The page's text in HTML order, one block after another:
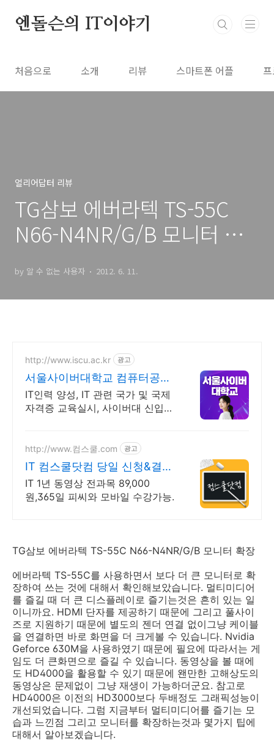
엔돌슨의 IT이야기
처음으로 소개 리뷰 스마트폰 어플
얼리어답터 리뷰
TG삼보 에버라텍 TS-55C
N66-N4NR/G/B 모니터 확
by 알 수 없는 사용자 2012. 6. 11.
http://www.iscu.ac.kr 광고
서울사이버대학교 컴퓨터공학
과 2026 가을학기 신편입생
IT인력 양성, IT 관련 국가 및 국제
자격증 교육실시, 사이버대 신입생
http://www.컴스쿨.com 광고
IT 컴스쿨닷컴 당일 신청&결제
시 기프티콘!
IT 1년 동영상 전과목 89,000
원,365일 피씨와 모바일 수강가능.
TG삼보 에버라텍 TS-55C N66-N4NR/G/B 모니터 확장
에버라텍 TS-55C를 사용하면서 보다 더 큰 모니터로 확
장하여 쓰는 것에 대해서 확인해보았습니다. 멀티미디어
를 즐길 때 더 큰 디스플레이로 즐기는것은 흔히 있는 일
이니까요. HDMI 단자를 제공하기 때문에 그리고 풀사이
즈로 지원하기 때문에 별도의 젠더 연결 없이그냥 케이블
을 연결하면 바로 화면을 더 크게볼 수 있습니다. Nvidia
Geforce 630M을 사용하였기 때문에 필요에 따라서는 게
임도 더 큰화면으로 즐길 수 있습니다. 동영상을 볼 때에
도 HD4000을 활용할 수 있기 때문에 왠만한 고해상도의
동영상은 문제없이 그냥 재생이 가능하더군요. 참고로
HD4000은 이전의 HD3000보다 두배정도 그래픽성능이
개선되었습니다. 그럼 지금부터 멀티미디어를 즐기는 모
습과 느낀점 그리고 모니터를 확장하는것과 몇가지 팁에
대해서 알아보겠습니다.